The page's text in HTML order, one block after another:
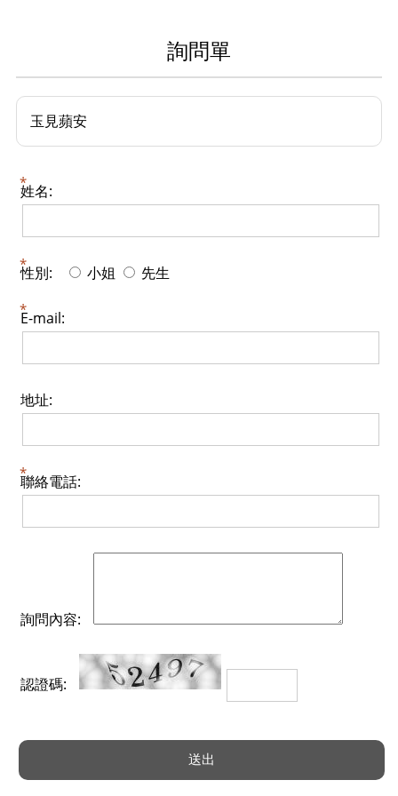
詢問單
玉見蘋安
姓名:
性別: 小姐 先生
E-mail:
地址:
聯絡電話:
詢問內容:
認證碼: